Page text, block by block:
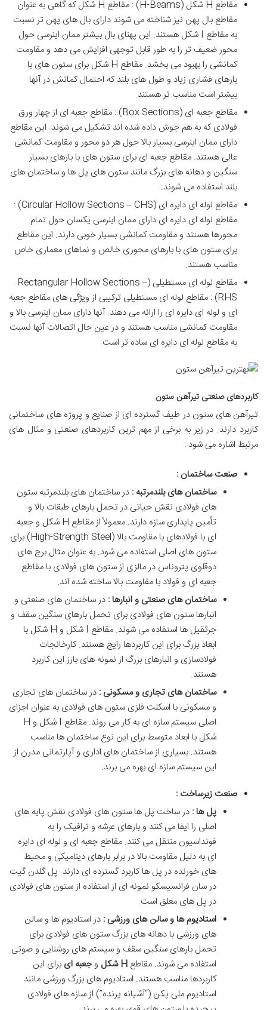
مقاطع H شکل (H-Beams) : مقاطع H شکل که گاهی به عنوان
مقاطع بال پهن نیز شناخته می شوند دارای بال های پهن تر نسبت
به مقاطع I شکل هستند. این پهنای بال بیشتر ممان اینرسی حول
محور ضعیف تر را به طور قابل توجهی افزایش می دهد و مقاومت
کمانشی را بهبود می بخشد. مقاطع H شکل برای ستون های با
بارهای فشاری زیاد و طول های بلند که احتمال کمانش در آنها
بیشتر است مناسب تر هستند.
مقاطع جعبه ای (Box Sections) : مقاطع جعبه ای از چهار ورق
فولادی که به هم جوش داده شده اند تشکیل می شوند. این مقاطع
دارای ممان اینرسی بسیار بالا حول هر دو محور و مقاومت کمانشی
عالی هستند. مقاطع جعبه ای برای ستون های با بارهای بسیار
سنگین و دهانه های بزرگ مانند ستون های پل ها و ساختمان های
بلند استفاده می شوند.
مقاطع لوله ای دایره ای (Circular Hollow Sections – CHS) :
مقاطع لوله ای دایره ای دارای ممان اینرسی یکسان حول تمام
محورها هستند و مقاومت کمانشی بسیار خوبی دارند. این مقاطع
برای ستون های با بارهای محوری خالص و نماهای معماری خاص
مناسب هستند.
مقاطع لوله ای مستطیلی (Rectangular Hollow Sections –
RHS) : مقاطع لوله ای مستطیلی ترکیبی از ویژگی های مقاطع جعبه
ای و لوله ای دایره ای را ارائه می دهند. آنها دارای ممان اینرسی بالا و
مقاومت کمانشی مناسب هستند و در عین حال اتصالات آنها نسبت
به مقاطع لوله ای دایره ای ساده تر است.
کاربردهای صنعتی تیرآهن ستون
تیرآهن های ستون در طیف گسترده ای از صنایع و پروژه های ساختمانی
کاربرد دارند. در زیر به برخی از مهم ترین کاربردهای صنعتی و مثال های
مرتبط اشاره می شود :
صنعت ساختمان :
ساختمان های بلندمرتبه : در ساختمان های بلندمرتبه ستون
های فولادی نقش حیاتی در تحمل بارهای طبقات بالا و
تأمین پایداری سازه دارند. معمولاً از مقاطع H شکل و جعبه
ای با فولادهای با مقاومت بالا (High-Strength Steel) برای
ستون های اصلی استفاده می شود. به عنوان مثال برج های
دوقلوی پتروناس در مالزی از ستون های فولادی با مقاطع
جعبه ای و فولاد با مقاومت بالا ساخته شده اند.
ساختمان های صنعتی و انبارها : در ساختمان های صنعتی و
انبارها ستون های فولادی برای تحمل بارهای سنگین سقف و
جرثقیل ها استفاده می شوند. مقاطع I شکل و H شکل با
ابعاد بزرگ برای این کاربردها رایج هستند. کارخانجات
فولادسازی و انبارهای بزرگ از نمونه های بارز این کاربرد
هستند.
ساختمان های تجاری و مسکونی : در ساختمان های تجاری
و مسکونی با اسکلت فلزی ستون های فولادی به عنوان اجزای
اصلی سیستم سازه ای به کار می روند. مقاطع I شکل و H
شکل با ابعاد متوسط برای این نوع ساختمان ها مناسب
هستند. بسیاری از ساختمان های اداری و آپارتمانی مدرن از
این سیستم سازه ای بهره می برند.
صنعت زیرساخت :
پل ها : در ساخت پل ها ستون های فولادی نقش پایه های
اصلی را ایفا می کنند و بارهای عرشه و ترافیک را به
فونداسیون منتقل می کنند. مقاطع جعبه ای و لوله ای دایره
ای به دلیل مقاومت بالا در برابر بارهای دینامیکی و محیط
های خورنده در پل ها کاربرد گسترده ای دارند. پل گلدن گیت
در سان فرانسیسکو نمونه ای از استفاده از ستون های فولادی
در پل های معلق است.
استادیوم ها و سالن های ورزشی : در استادیوم ها و سالن
های ورزشی با دهانه های بزرگ ستون های فولادی برای
تحمل بارهای سنگین سقف و سیستم های روشنایی و صوتی
استفاده می شوند. مقاطع H شکل وجعبه ای برای این
کاربردها مناسب هستند. استادیوم های بزرگ ورزشی مانند
استادیوم ملی پکن (“آشیانه پرنده”) از سازه های فولادی